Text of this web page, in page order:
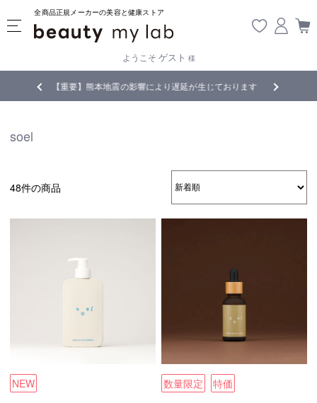
全商品正規メーカーの美容と健康ストア
ようこそ ゲスト 様
おります 全商品正規メーカー流通商品
soel
48件の商品
NEW 数量限定 特価